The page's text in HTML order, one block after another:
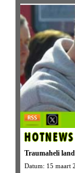
HOTNEWS
Traumaheli
Datum: 15 maart